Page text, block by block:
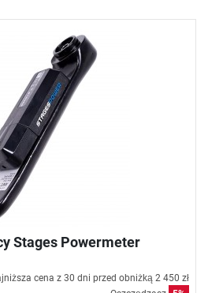
Stages Powermeter
cena z 30 dni przed obniżką 2 450 zł